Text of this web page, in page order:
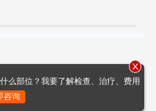
么部位？我要了解检查、治疗、费用
咨询